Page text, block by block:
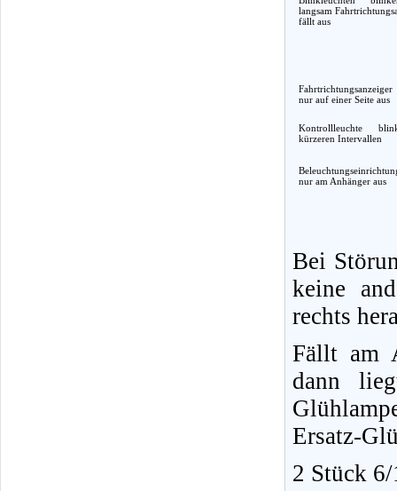
langsam
fällt aus
nur auf einer Seite aus
Kontrollleuchte
kürzeren Intervallen
nur am Anhänger aus
Bei
keine
rechts
Fällt am
dann
Ersatz-
2 Stück